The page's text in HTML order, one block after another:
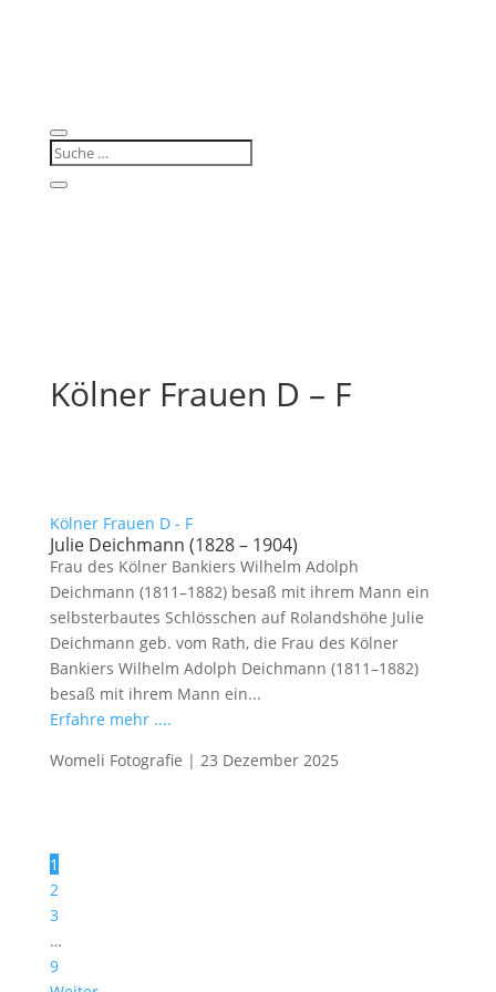
Kölner Frauen D – F
Kölner Frauen D - F
Julie Deichmann (1828 – 1904)
Frau des Kölner Bankiers Wilhelm Adolph
Deichmann (1811–1882) besaß mit ihrem Mann ein
selbsterbautes Schlösschen auf Rolandshöhe Julie
Deichmann geb. vom Rath, die Frau des Kölner
Bankiers Wilhelm Adolph Deichmann (1811–1882)
besaß mit ihrem Mann ein...
Erfahre mehr ....
Womeli Fotografie | 23 Dezember 2025
1
2
3
…
9